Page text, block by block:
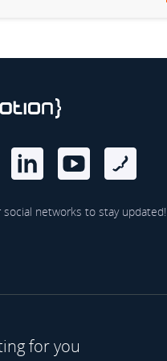
social networks to stay updated!
for you